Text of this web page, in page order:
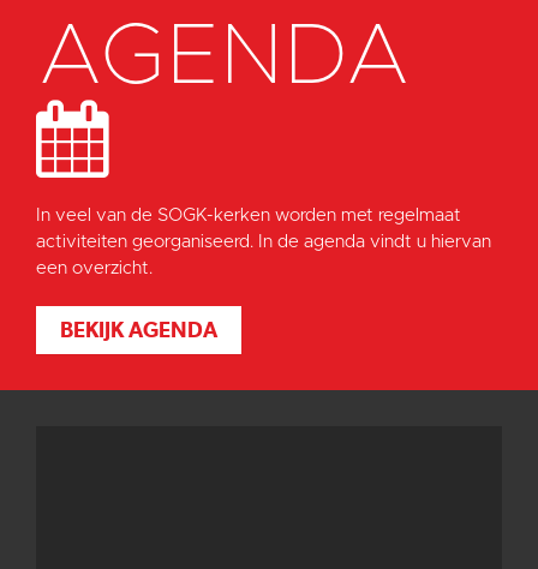
AGENDA
In veel van de SOGK-kerken worden met regelmaat
activiteiten georganiseerd. In de agenda vindt u hiervan
een overzicht.
BEKIJK AGENDA